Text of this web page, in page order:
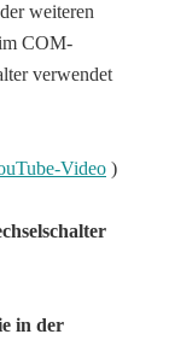
weiteren
COM-
verwendet
Video )
in der